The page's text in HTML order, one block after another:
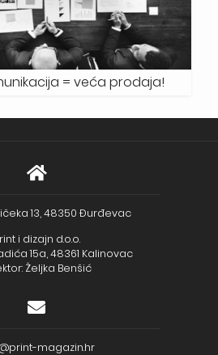
= veća prodaja!
13, 48350 Đurđevac
i dizajn d.o.o.
15a, 48361 Kalinovac
Željka Benšić
magazin.hr